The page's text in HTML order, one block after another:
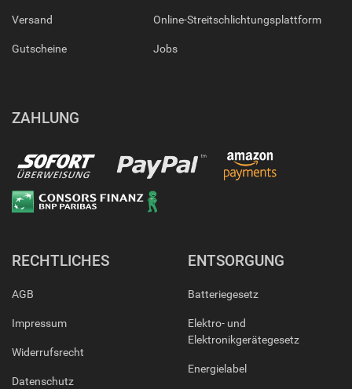
Versand
Gutscheine
Online-Streitschlichtungsplattform
Jobs
ZAHLUNG
RECHTLICHES
AGB
Impressum
Widerrufsrecht
Datenschutz
ENTSORGUNG
Batteriegesetz
Elektro- und
Elektronikgerätegesetz
Energielabel